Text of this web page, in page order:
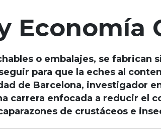
Economía
o embalajes, se fabrican
para que la eches al
de Barcelona, investigador
carrera enfocada a reducir el
de crustáceos e